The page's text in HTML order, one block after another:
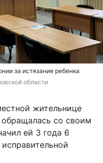
за истязание ребенка
области
жительнице
со своим
ей 3 года 6